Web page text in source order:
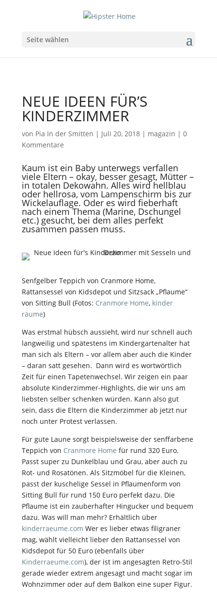
Seite wählen
NEUE IDEEN FÜR’S
KINDERZIMMER
von Pia In der Smitten | Juli 20, 2018| magazin | 0
Kommentare
Kaum ist ein Baby unterwegs verfallen
viele Eltern – okay, besser gesagt, Mütter –
in totalen Dekowahn. Alles wird hellblau
oder hellrosa, vom Lampenschirm bis zur
Wickelauflage. Oder es wird fieberhaft
nach einem Thema (Marine, Dschungel
etc.) gesucht, bei dem alles perfekt
zusammen passen muss.
Senfgelber Teppich von Cranmore Home,
Rattansessel von Kidsdepot und Sitzsack „Pflaume“
von Sitting Bull (Fotos: Cranmore Home, kinder
räume)
Was erstmal hübsch aussieht, wird nur schnell auch
langweilig und spätestens im Kindergartenalter hat
man sich als Eltern – vor allem aber auch die Kinder
– daran satt gesehen. Dann wird es wortwörtlich
Zeit für einen Tapetenwechsel. Wir zeigen ein paar
absolute Kinderzimmer-Highlights, die wir uns am
liebsten selber schenken würden. Kann also gut
sein, dass die Eltern die Kinderzimmer ab jetzt nur
noch unter Protest verlassen.
Für gute Laune sorgt beispielsweise der senffarbene
Teppich von Cranmore Home für rund 320 Euro.
Passt super zu Dunkelblau und Grau, aber auch zu
Rot- und Rosatönen. Als Sitzmöbel für die Kleinen,
passt der kuschelige Sessel in Pflaumenform von
Sitting Bull für rund 150 Euro perfekt dazu. Die
Pflaume ist ein zauberhafter Hingucker und bequem
dazu. Was will man mehr? Erhältlich über
kinderraeume.com Wer es lieber etwas filigraner
mag, wählt vielleicht lieber den Rattansessel von
Kidsdepot für 50 Euro (ebenfalls über
Kinderraeume.com), der ist im angesagten Retro-Stil
gerade wieder extrem angesagt und macht sogar im
Wohnzimmer oder auf dem Balkon eine super Figur.